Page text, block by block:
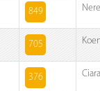
849
705
376